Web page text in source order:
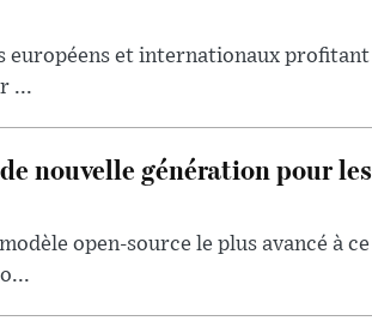
européens et internationaux profitant
...
nouvelle génération pour les
open-source le plus avancé à ce